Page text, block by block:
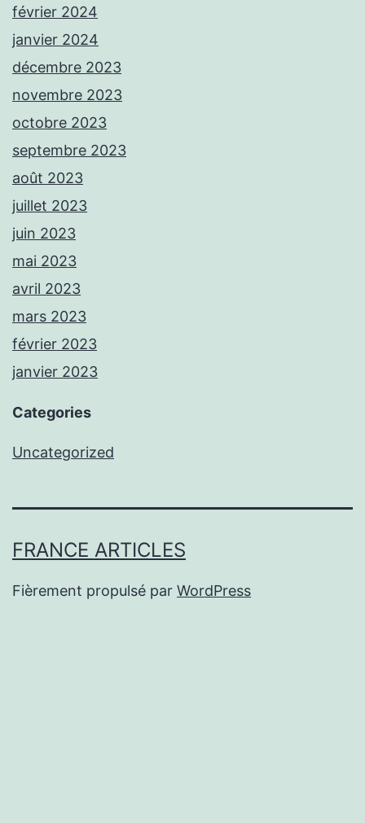
février 2024
janvier 2024
décembre 2023
novembre 2023
octobre 2023
septembre 2023
août 2023
juillet 2023
juin 2023
mai 2023
avril 2023
mars 2023
février 2023
janvier 2023
Categories
Uncategorized
FRANCE ARTICLES
Fièrement propulsé par WordPress